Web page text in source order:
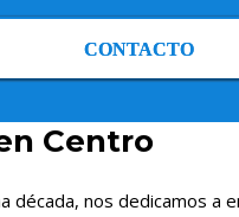
CONTACTO
Centro
nos dedicamos